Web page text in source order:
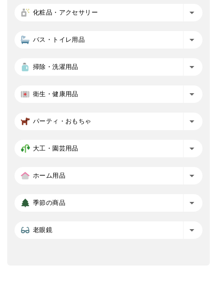
化粧品・アクセサリー
バス・トイレ用品
掃除・洗濯用品
衛生・健康用品
パーティ・おもちゃ
大工・園芸用品
ホーム用品
季節の商品
老眼鏡